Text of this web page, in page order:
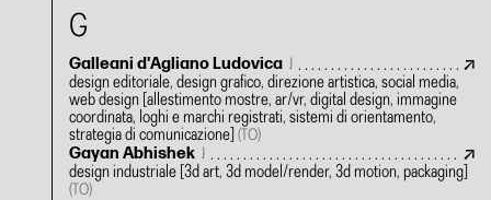
G
Galleani d'Agliano Ludovica J
design editoriale, design grafico, direzione artistica, social media,
web design [allestimento mostre, ar/vr, digital design, immagine
coordinata, loghi e marchi registrati, sistemi di orientamento,
strategia di comunicazione] (TO)
Gayan Abhishek J
design industriale [3d art, 3d model/render, 3d motion, packaging]
(TO)